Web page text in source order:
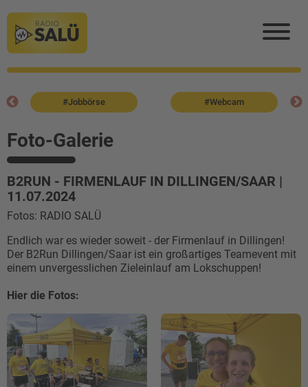
#Jobbörse #Webcam
Foto-Galerie
B2RUN - FIRMENLAUF IN DILLINGEN/SAAR |
11.07.2024
Fotos: RADIO SALÜ
Endlich war es wieder soweit - der Firmenlauf in Dillingen!
Der B2Run Dillingen/Saar ist ein großartiges Teamevent mit
einem unvergesslichen Zieleinlauf am Lokschuppen!
Hier die Fotos: